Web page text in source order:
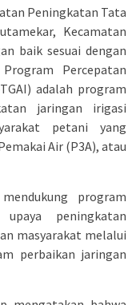
Peningkatan Tata
Kecamatan
baik sesuai dengan
Percepatan
adalah program
jaringan irigasi
petani yang
Air (P3A), atau
program
peningkatan
masyarakat melalui
perbaikan jaringan